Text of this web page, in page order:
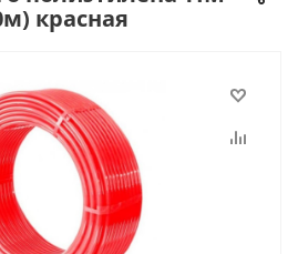
красная